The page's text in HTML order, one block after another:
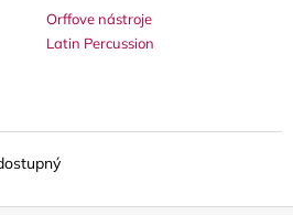
Orffove nástroje
Latin Percussion